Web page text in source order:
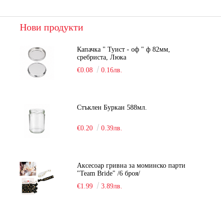
Нови продукти
Капачка " Туист - оф " ф 82мм,
сребриста, Люка
€0.08
0.16лв.
Стъклен Буркан 588мл.
€0.20 0.39лв.
Аксесоар гривна за моминско парти
"Team Bride" /6 броя/
€1.99
3.89лв.